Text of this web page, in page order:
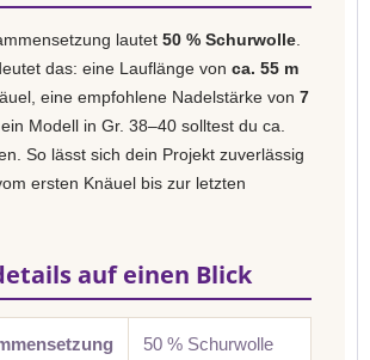
lautet 50 % Schurwolle
das: eine Lauflänge von ca. 55 m
eine empfohlene Nadelstärke von 7
ein Modell in Gr. 38–40 solltest du ca.
So lässt sich dein Projekt zuverlässig
ersten Knäuel bis zur letzten
auf einen Blick
50 % Schurwolle